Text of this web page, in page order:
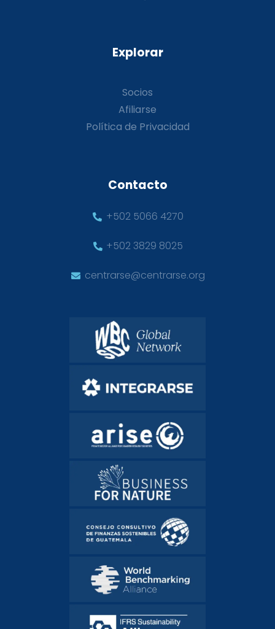
Explorar
Socios
Afiliarse
Política de Privacidad
Contacto
+502 5066 4270
+502 3829 8025
centrarse@centrarse.org